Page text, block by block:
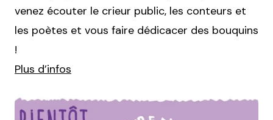
venez écouter le crieur public, les conteurs et
les poètes et vous faire dédicacer des bouquins
!
Plus d’infos